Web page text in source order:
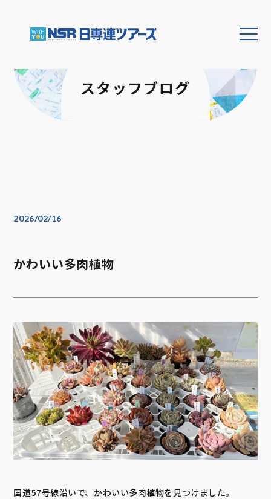
スタッフブログ
2026/02/16
かわいい多肉植物
国道57号線沿いで、かわいい多肉植物を見つけました。